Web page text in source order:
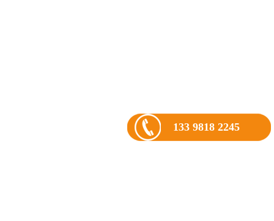
133 9818 2245